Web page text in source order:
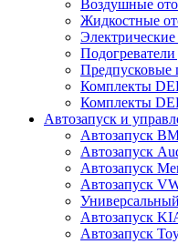
Воздушные
Жидкостные
Предпусковые
Комплекты
Комплекты
Автозапуск и
Автозапуск
Автозапуск
Автозапуск
Автозапуск
Автозапуск
Автозапуск